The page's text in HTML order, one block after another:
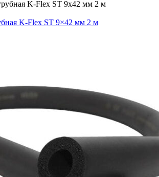
K-Flex ST 9×42 мм 2 м